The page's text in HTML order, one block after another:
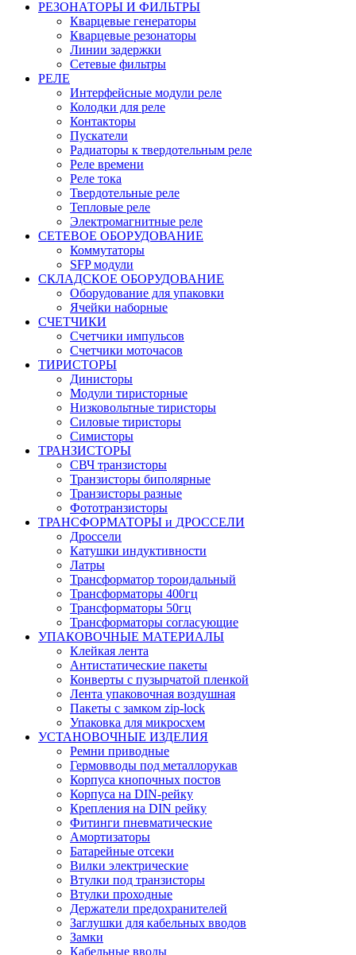
РЕЗОНАТОРЫ И ФИЛЬТРЫ
Кварцевые генераторы
Кварцевые резонаторы
Линии задержки
Сетевые фильтры
РЕЛЕ
Интерфейсные модули реле
Колодки для реле
Контакторы
Пускатели
Радиаторы к твердотельным реле
Реле времени
Реле тока
Твердотельные реле
Тепловые реле
Электромагнитные реле
СЕТЕВОЕ ОБОРУДОВАНИЕ
Коммутаторы
SFP модули
СКЛАДСКОЕ ОБОРУДОВАНИЕ
Оборудование для упаковки
Ячейки наборные
СЧЕТЧИКИ
Счетчики импульсов
Счетчики моточасов
ТИРИСТОРЫ
Динисторы
Модули тиристорные
Низковольтные тиристоры
Силовые тиристоры
Симисторы
ТРАНЗИСТОРЫ
СВЧ транзисторы
Транзисторы биполярные
Транзисторы разные
Фототранзисторы
ТРАНСФОРМАТОРЫ и ДРОССЕЛИ
Дроссели
Катушки индуктивности
Латры
Трансформатор тороидальный
Трансформаторы 400гц
Трансформаторы 50гц
Трансформаторы согласующие
УПАКОВОЧНЫЕ МАТЕРИАЛЫ
Клейкая лента
Антистатические пакеты
Конверты с пузырчатой пленкой
Лента упаковочная воздушная
Пакеты с замком zip-lock
Упаковка для микросхем
УСТАНОВОЧНЫЕ ИЗДЕЛИЯ
Ремни приводные
Гермовводы под металлорукав
Корпуса кнопочных постов
Корпуса на DIN-рейку
Крепления на DIN рейку
Фитинги пневматические
Амортизаторы
Батарейные отсеки
Вилки электрические
Втулки под транзисторы
Втулки проходные
Держатели предохранителей
Заглушки для кабельных вводов
Замки
Кабельные вводы